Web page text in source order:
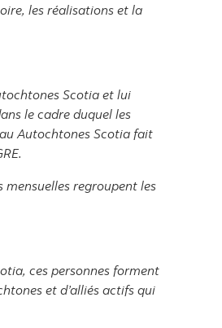
les réalisations et la
Scotia et lui
le cadre duquel les
Autochtones Scotia fait
mensuelles regroupent les
ces personnes forment
et d’alliés actifs qui